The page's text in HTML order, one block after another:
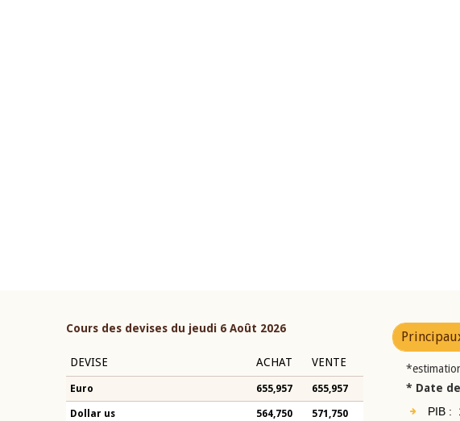
Cours des devises du jeudi 6 Août 2026
DEVISE ACHAT VENTE
Euro 655,957 655,957
Dollar us 564,750 571,750
* Date
PIB :